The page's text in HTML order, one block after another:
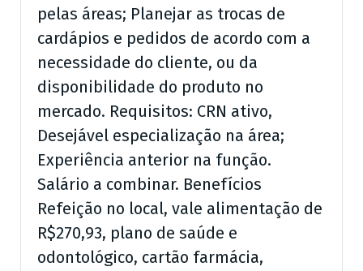
pelas áreas; Planejar as trocas de
cardápios e pedidos de acordo com a
necessidade do cliente, ou da
disponibilidade do produto no
mercado. Requisitos: CRN ativo,
Desejável especialização na área;
Experiência anterior na função.
Salário a combinar. Benefícios
Refeição no local, vale alimentação de
R$270,93, plano de saúde e
odontológico, cartão farmácia,